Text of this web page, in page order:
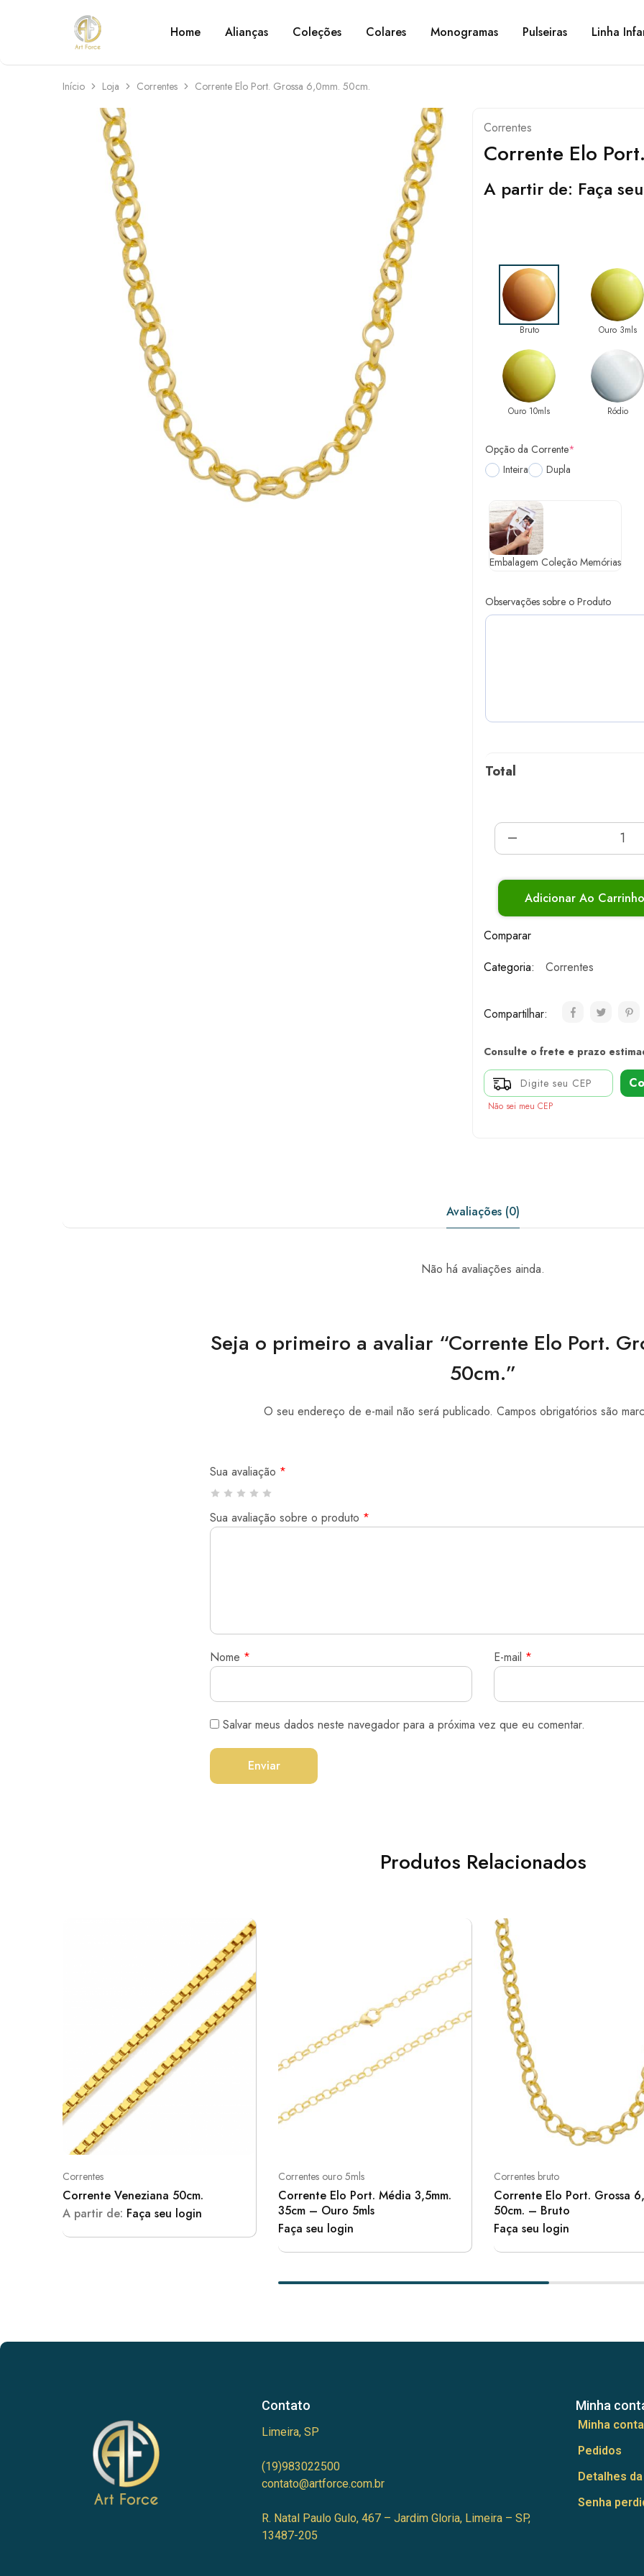
Art
Force
Semijoias
personalizadas
Home Alianças Coleções Colares Monogramas Pulseiras Linha
Início Loja Correntes Corrente Elo Port. Grossa 6,0mm. 50cm.
Correntes
Corrente Elo
A partir de: Faça
Bruto Ouro 3mls
Ouro 10mls Ródio
Opção da Corrente*
Inteira
Dupla
Embalagem Coleção Memórias
Observações sobre o Produto
Total
Adicionar Ao
Comparar
Categoria:
Correntes
Compartilhar:
Consulte o frete e prazo
Não sei meu CEP
Avaliações (0)
Não há avaliações ainda.
Seja o primeiro a avaliar “Corrente Elo Port.
50cm.”
O seu endereço de e-mail não será publicado. Campos obrigatórios são
Sua avaliação *
Sua avaliação sobre o produto *
Nome * E-mail *
Salvar meus dados neste navegador para a próxima vez que eu comentar.
Produtos Relacionados
Correntes
Corrente Veneziana 50cm.
A partir de: Faça seu login
Correntes ouro 5mls
Corrente Elo Port. Média 3,5mm.
35cm – Ouro 5mls
Faça seu login
Correntes bruto
Corrente Elo Port. Grossa
50cm. – Bruto
Faça seu login
Contato
Limeira, SP
(19)983022500
contato@artforce.com.br
R. Natal Paulo Gulo, 467 – Jardim Gloria, Limeira – SP,
13487-205
Minha
Minha conta
Pedidos
Detalhes
Senha